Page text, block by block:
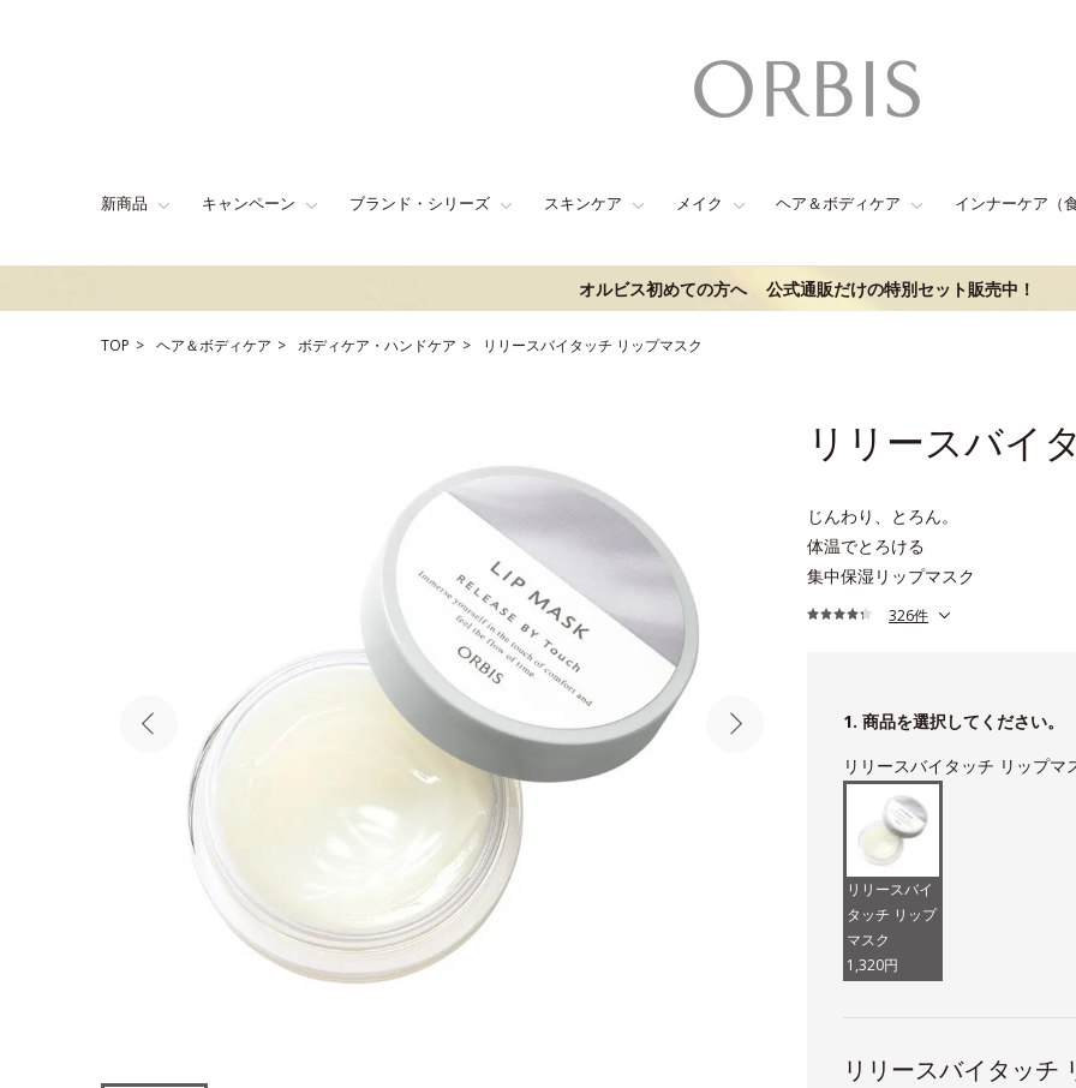
新商品 キャンペーン ブランド・シリーズ スキンケア メイク ヘア＆ボディケア インナーケア（
オルビス初めての方へ 公式通販だけの特別セット販売中！
TOP ヘア＆ボディケア ボディケア・ハンドケア リリースバイタッチ リップマスク
リリースバイ
じんわり、とろん。
体温でとろける
集中保湿リップマスク
326件
1. 商品を選択してください。
リリースバイタッチ リップマ
リリースバイ
タッチ リップ
マスク
1,320円
リリースバイタッチ